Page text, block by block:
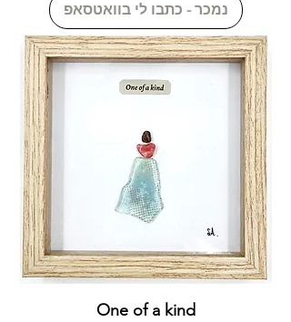
נמכר - כתבו לי בוואטסאפ
One of a kind